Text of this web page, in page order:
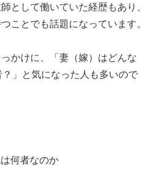
として働いていた経歴もあり、
ことでも話題になっています。
かけに、「妻（嫁）はどんな
」と気になった人も多いので
何者なのか